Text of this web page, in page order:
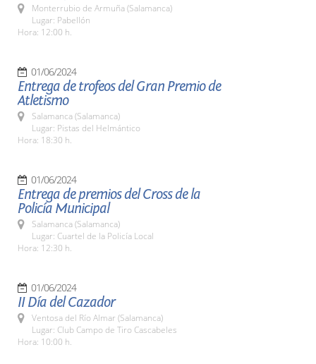
Monterrubio de Armuña (Salamanca)
Lugar: Pabellón
Hora: 12:00 h.
01/06/2024
Entrega de trofeos del Gran Premio de
Atletismo
Salamanca (Salamanca)
Lugar: Pistas del Helmántico
Hora: 18:30 h.
01/06/2024
Entrega de premios del Cross de la
Policía Municipal
Salamanca (Salamanca)
Lugar: Cuartel de la Policía Local
Hora: 12:30 h.
01/06/2024
II Día del Cazador
Ventosa del Río Almar (Salamanca)
Lugar: Club Campo de Tiro Cascabeles
Hora: 10:00 h.